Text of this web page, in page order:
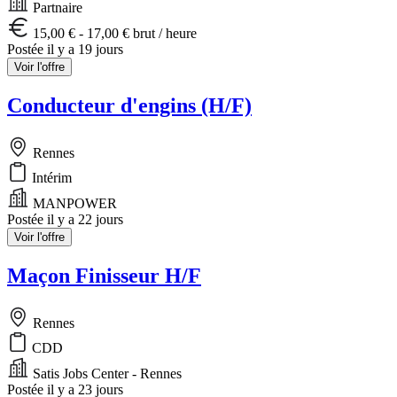
Partnaire
15,00 € - 17,00 € brut / heure
Postée il y a 19 jours
Voir l'offre
Conducteur d'engins (H/F)
Rennes
Intérim
MANPOWER
Postée il y a 22 jours
Voir l'offre
Maçon Finisseur H/F
Rennes
CDD
Satis Jobs Center - Rennes
Postée il y a 23 jours